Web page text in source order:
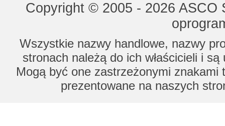
Copyright © 2005 - 2026
Wszystkie nazwy handlowe, nazwy
stronach należą do ich właścicieli i
Mogą być one zastrzeżonymi znakami
prezentowane na naszych